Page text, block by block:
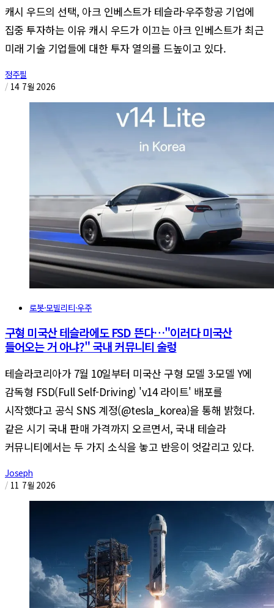
캐시 우드의 선택, 아크 인베스트가 테슬라·우주항공 기업에
집중 투자하는 이유 캐시 우드가 이끄는 아크 인베스트가 최근
미래 기술 기업들에 대한 투자 열의를 드높이고 있다.
정주필
/ 14 7월 2026
로봇·모빌리티·우주
구형 미국산 테슬라에도 FSD 뜬다…"이러다 미국산
들어오는 거 아냐?" 국내 커뮤니티 술렁
테슬라코리아가 7월 10일부터 미국산 구형 모델 3·모델 Y에
감독형 FSD(Full Self-Driving) 'v14 라이트' 배포를
시작했다고 공식 SNS 계정(@tesla_korea)을 통해 밝혔다.
같은 시기 국내 판매 가격까지 오르면서, 국내 테슬라
커뮤니티에서는 두 가지 소식을 놓고 반응이 엇갈리고 있다.
Joseph
/ 11 7월 2026